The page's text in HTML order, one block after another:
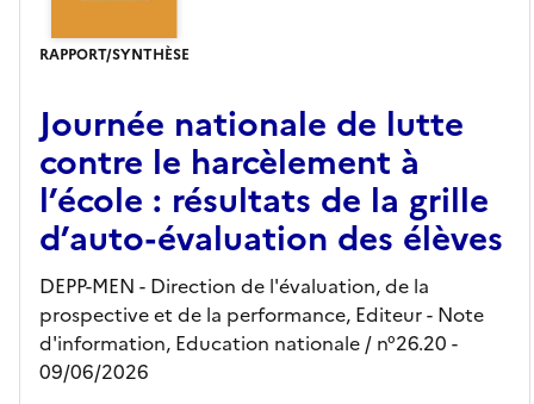
RAPPORT/SYNTHÈSE
Journée nationale de lutte
contre le harcèlement à
l’école : résultats de la grille
d’auto-évaluation des élèves
DEPP-MEN - Direction de l'évaluation, de la
prospective et de la performance, Editeur- Note
d'information, Education nationale / n°26.20 -
09/06/2026